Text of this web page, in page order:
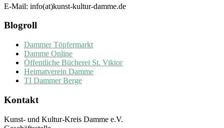
E-Mail: info(at)kunst-kultur-damme.de
Blogroll
Dammer Töpfermarkt
Damme Online
Öffentliche Bücherei St. Viktor
Heimatverein Damme
TI Dammer Berge
Kontakt
Kunst- und Kultur-Kreis Damme e.V.